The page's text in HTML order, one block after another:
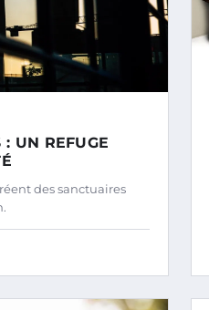
UN REFUGE
des sanctuaires